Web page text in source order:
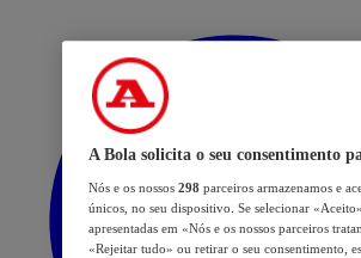
A Bola solicita o seu consentimento
Nós e os nossos 298 parceiros armazenamos e
únicos, no seu dispositivo. Se selecionar
apresentadas em «Nós e os nossos parceiros
«Rejeitar tudo» ou retirar o seu consentimento,